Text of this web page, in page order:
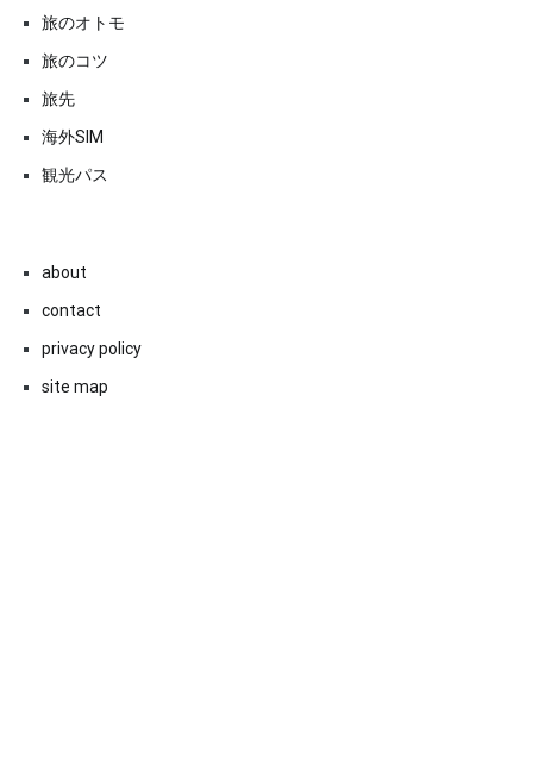
旅のオトモ
旅のコツ
旅先
海外SIM
観光パス
about
contact
privacy policy
site map